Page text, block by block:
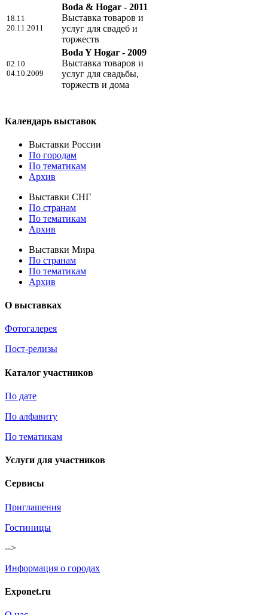
18.11
20.11.2011
Boda & Hogar - 2011
Выставка товаров и
услуг для свадеб и
торжеств
02.10
04.10.2009
Boda Y Hogar - 2009
Выставка товаров и
услуг для свадьбы,
торжеств и дома
Календарь выставок
Выставки России
По городам
По тематикам
Архив
Выставки СНГ
По странам
По тематикам
Архив
Выставки Мира
По странам
По тематикам
Архив
О выставках
Фотогалерея
Пост-релизы
Каталог участников
По дате
По алфавиту
По тематикам
Услуги для участников
Сервисы
Приглашения
Гостиницы
-->
Информация о городах
Exponet.ru